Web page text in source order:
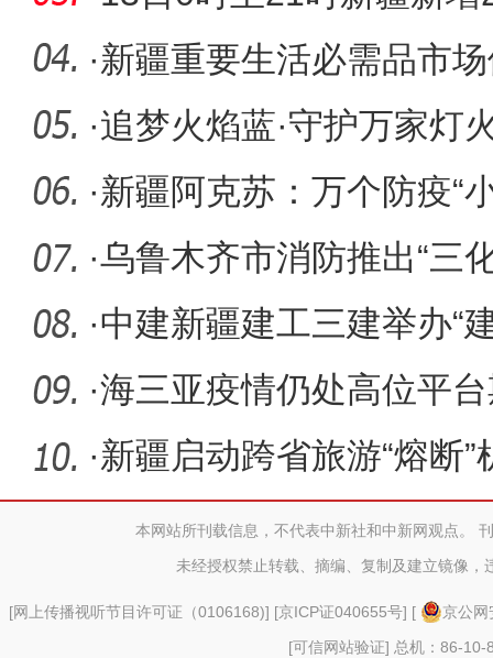
188例本土
·新疆重要生活必需品市
足居民消
·追梦火焰蓝·守护万家灯
色“守护
·新疆阿克苏：万个防疫“
消防
·乌鲁木齐市消防推出“三
消防
·中建新疆建工三建举办“
未来”
·海三亚疫情仍处高位平
点
·新疆启动跨省旅游“熔断”
本网站所刊载信息，不代表中新社和中新网观点。
未经授权禁止转载、摘编、复制及建立镜像，
[网上传播视听节目许可证（0106168)] [京ICP证040655号] [
京公
[可信网站验证] 总机：86-10-